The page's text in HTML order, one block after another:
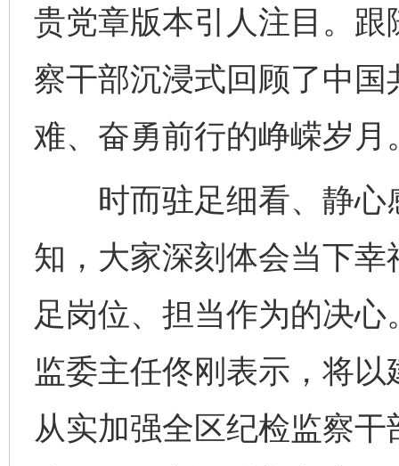
贵党章版本引人注目。
察干部沉浸式回顾了中
难、奋勇前行的峥嵘岁月
时而驻足细看、静心
知，大家深刻体会当下
足岗位、担当作为的决
监委主任佟刚表示，将
从实加强全区纪检监察